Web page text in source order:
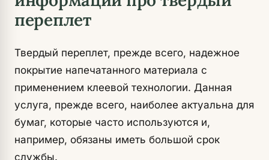
переплет
Твердый переплет, прежде всего, надежное
покрытие напечатанного материала с
применением клеевой технологии. Данная
услуга, прежде всего, наиболее актуальна для
бумаг, которые часто используются и,
например, обязаны иметь большой срок
службы.